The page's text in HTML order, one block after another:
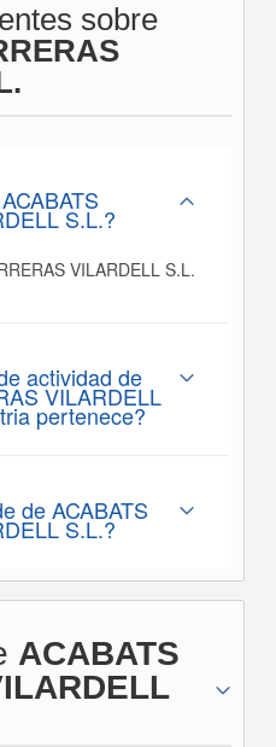
sobre
S.L.?
VILARDELL S.L.
actividad de
VILARDELL
pertenece?
de ACABATS
S.L.?
ACABATS